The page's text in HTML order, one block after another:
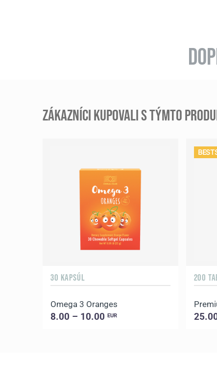
ZÁKAZNÍCI KUPOVALI S TÝMTO
30 KAPSÚL
Omega 3 Oranges
8.00 – 10.00EUR
200